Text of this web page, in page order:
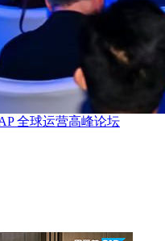
全球运营高峰论坛